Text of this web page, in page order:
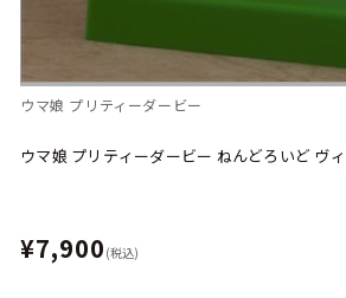
ウマ娘 プリティーダービー
ウマ娘 プリティーダービー ねんどろいど ヴ
¥7,900 (税込)